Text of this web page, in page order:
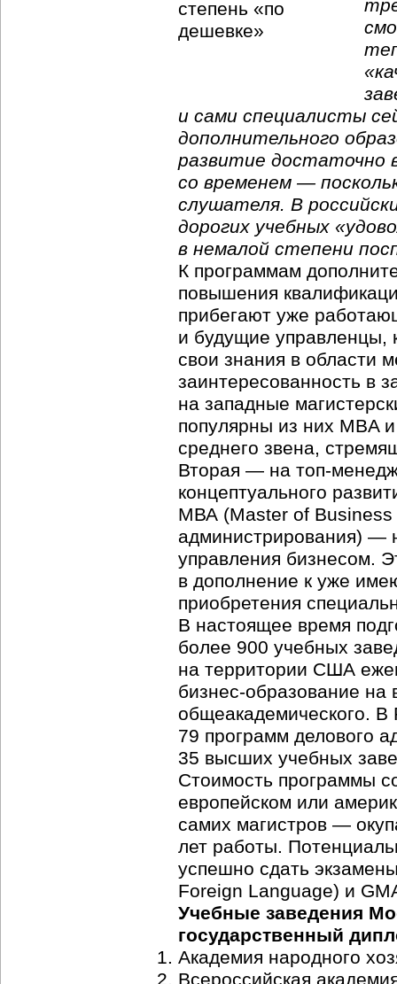
и сами специалисты
дополнительного
развитие достаточно
со временем —
слушателя. В
дорогих учебных
в немалой степени
К программам
повышения
прибегают уже
и будущие управленцы,
свои знания в области
заинтересованность в
на западные
популярны из них MBA
среднего звена,
Вторая — на топ-
концептуального
МВА (Master of
администрирования) —
управления бизнесом.
в дополнение к уже
приобретения
В настоящее время
более 900 учебных
на территории США
бизнес-образование на
общеакадемического.
79 программ делового
35 высших учебных
Стоимость программы
европейском или
самих магистров —
лет работы.
успешно сдать
Foreign Language) и
Учебные заведения
государственный
Академия народного
Всероссийская